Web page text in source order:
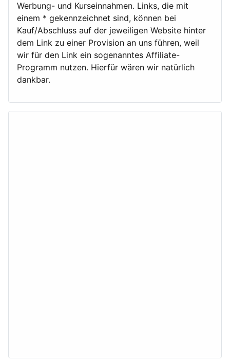
Werbung- und Kurseinnahmen. Links, die mit
einem * gekennzeichnet sind, können bei
Kauf/Abschluss auf der jeweiligen Website hinter
dem Link zu einer Provision an uns führen, weil
wir für den Link ein sogenanntes Affiliate-
Programm nutzen. Hierfür wären wir natürlich
dankbar.